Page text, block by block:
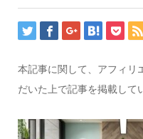
本記事に関して、アフィリ
だいた上で記事を掲載して